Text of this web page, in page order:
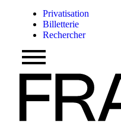
Privatisation
Billetterie
Rechercher